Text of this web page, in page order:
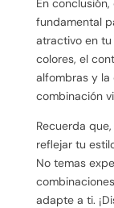
En
fundamental
atractivo en tu
colores, el
alfombras y la
combinación
Recuerda
reflejar tu
No temas
adapte a ti.